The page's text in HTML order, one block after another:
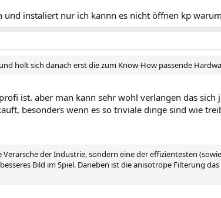
und instaliert nur ich kannn es nicht öffnen kp warum
holt sich danach erst die zum Know-How passende
ist. aber man kann sehr wohl verlangen das sich
besonders wenn es so triviale dinge sind wie
der Industrie, sondern eine der effizientesten
Bild im Spiel. Daneben ist die anisotrope Filterung